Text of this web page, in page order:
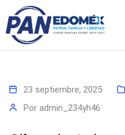
23 septiembre, 2025
Por admin_234yh46